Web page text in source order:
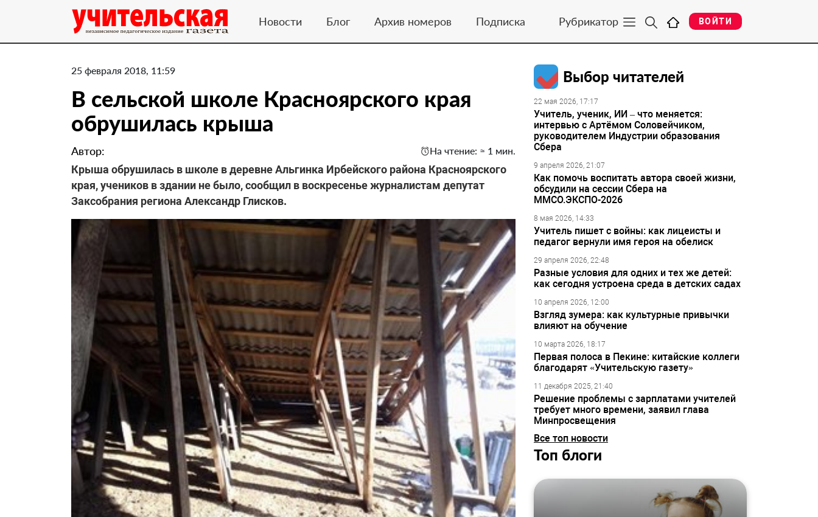
Новости Блог Архив номеров Подписка Рубрикатор ВОЙТИ
25 февраля 2018, 11:59
В сельской школе Красноярского края
обрушилась крыша
Автор: На чтение: ≈ 1 мин.
Крыша обрушилась в школе в деревне Альгинка Ирбейского района Красноярского
края, учеников в здании не было, сообщил в воскресенье журналистам депутат
Заксобрания региона Александр Глисков.
Выбор читателей
22 мая 2026, 17:17
Учитель, ученик, ИИ – что меняется:
интервью с Артёмом Соловейчиком,
руководителем Индустрии образования
Сбера
9 апреля 2026, 21:07
Как помочь воспитать автора своей жизни,
обсудили на сессии Сбера на
ММСО.ЭКСПО-2026
8 мая 2026, 14:33
Учитель пишет с войны: как лицеисты и
педагог вернули имя героя на обелиск
29 апреля 2026, 22:48
Разные условия для одних и тех же детей:
как сегодня устроена среда в детских садах
10 апреля 2026, 12:00
Взгляд зумера: как культурные привычки
влияют на обучение
10 марта 2026, 18:17
Первая полоса в Пекине: китайские коллеги
благодарят «Учительскую газету»
11 декабря 2025, 21:40
Решение проблемы с зарплатами учителей
требует много времени, заявил глава
Минпросвещения
Все топ новости
Топ блоги